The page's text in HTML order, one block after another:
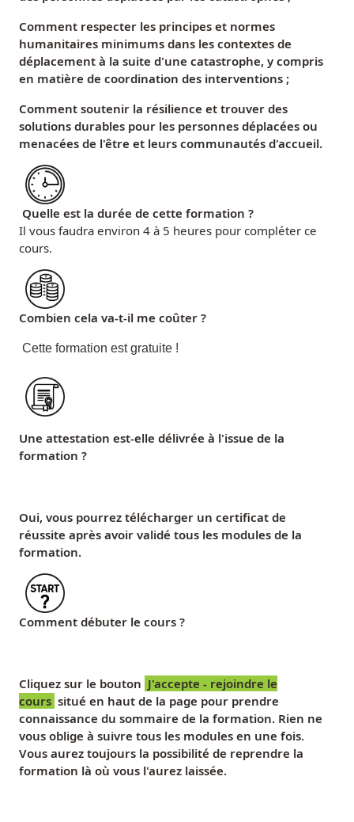
Comment respecter les principes et normes
humanitaires minimums dans les contextes de
déplacement à la suite d'une catastrophe, y compris
en matière de coordination des interventions ;
Comment soutenir la résilience et trouver des
solutions durables pour les personnes déplacées ou
menacées de l'être et leurs communautés d'accueil.
Quelle est la durée de cette formation ?
Il vous faudra environ 4 à 5 heures pour compléter ce
cours.
Combien cela va-t-il me coûter ?
Cette formation est gratuite !
Une attestation est-elle délivrée à l'issue de la
formation ?
Oui, vous pourrez télécharger un certificat de
réussite après avoir validé tous les modules de la
formation.
Comment débuter le cours ?
Cliquez sur le bouton J'accepte - rejoindre le
cours situé en haut de la page pour prendre
connaissance du sommaire de la formation. Rien ne
vous oblige à suivre tous les modules en une fois.
Vous aurez toujours la possibilité de reprendre la
formation là où vous l'aurez laissée.